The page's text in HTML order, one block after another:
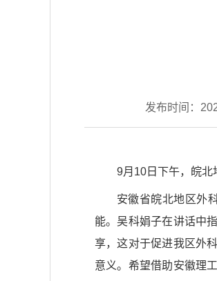
发布时间：
9月10日下午，皖北
安徽省皖北地区外
能。吴科娟子在讲话中
享，这对于促进我区外
意义。希望借助安徽理